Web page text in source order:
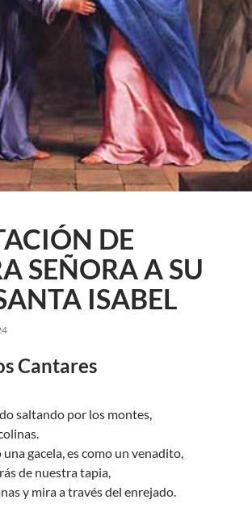
DE
SEÑORA A SU
ISABEL
Cantares
saltando por los montes,
gacela, es como un venadito,
de nuestra tapia,
y mira a través del enrejado.